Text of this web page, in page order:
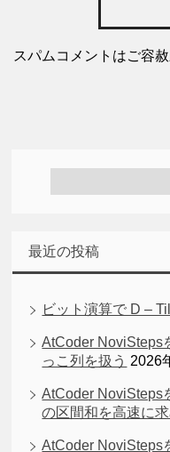
スパムコメントはご容
最近の投稿
ビット演算で D –
AtCoder NoviSteps
っこ列を扱う 2026
AtCoder NoviSteps
の区間和を高速に
AtCoder NoviSteps